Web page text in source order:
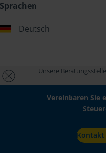
Sprachen
Deutsch
Unsere
Vereinbaren Sie
Kontakt